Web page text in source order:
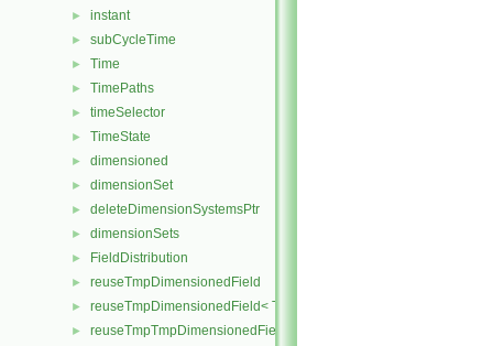
► instant
► subCycleTime
► Time
► TimePaths
► timeSelector
► TimeState
► dimensioned
► dimensionSet
► deleteDimensionSystemsPtr
► dimensionSets
► FieldDistribution
► reuseTmpDimensionedField
► reuseTmpDimensionedField< TypeR, TypeR, GeoMesh >
► reuseTmpTmpDimensionedField